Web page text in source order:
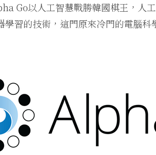
Go以人工智慧戰勝韓國棋王，人
學習的技術，這門原來冷門的電腦科